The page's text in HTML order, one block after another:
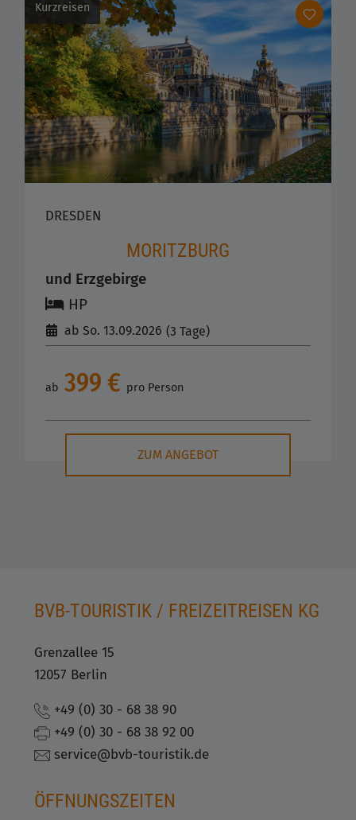
Kurzreisen
DRESDEN
MORITZBURG
und Erzgebirge
HP
ab So. 13.09.2026 (3 Tage)
ab 399 € pro Person
ZUM ANGEBOT
BVB-TOURISTIK / FREIZEITREISEN KG
Grenzallee 15
12057 Berlin
+49 (0) 30 - 68 38 90
+49 (0) 30 - 68 38 92 00
service@bvb-touristik.de
ÖFFNUNGSZEITEN